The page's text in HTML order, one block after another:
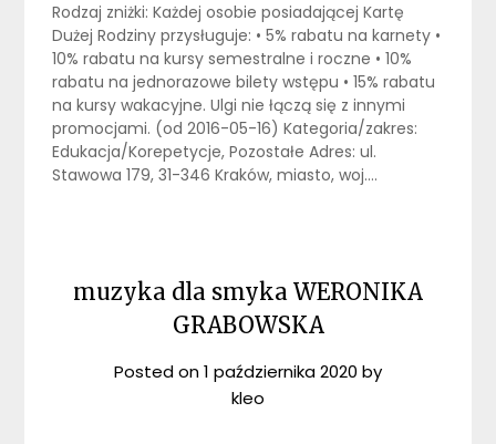
Rodzaj zniżki: Każdej osobie posiadającej Kartę
Dużej Rodziny przysługuje: • 5% rabatu na karnety •
10% rabatu na kursy semestralne i roczne • 10%
rabatu na jednorazowe bilety wstępu • 15% rabatu
na kursy wakacyjne. Ulgi nie łączą się z innymi
promocjami. (od 2016-05-16) Kategoria/zakres:
Edukacja/Korepetycje, Pozostałe Adres: ul.
Stawowa 179, 31-346 Kraków, miasto, woj….
muzyka dla smyka WERONIKA
GRABOWSKA
Posted on1 października 2020 by
kleo